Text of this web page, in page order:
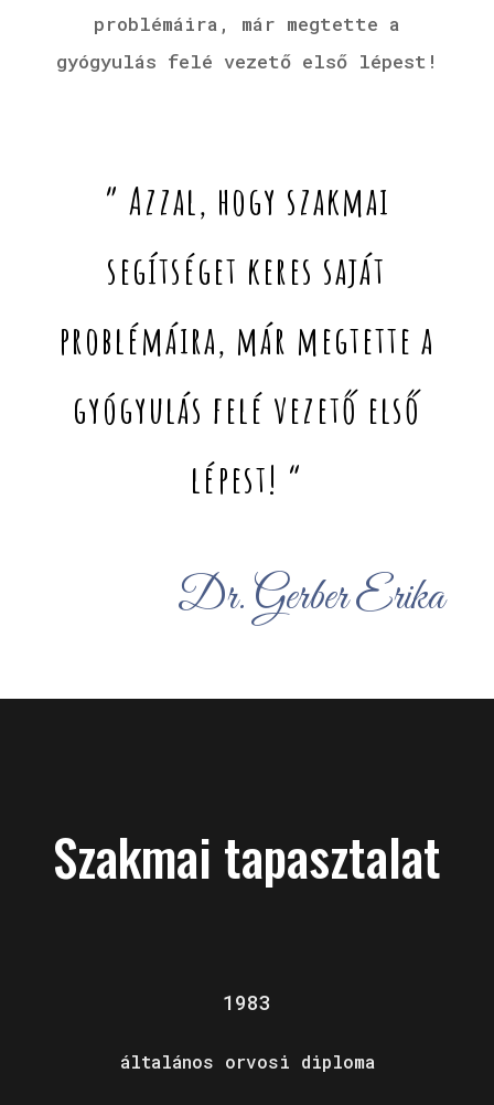
problémáira, már megtette a
gyógyulás felé vezető első lépest!
” Azzal, hogy szakmai
segítséget keres saját
problémáira, már megtette a
gyógyulás felé vezető első
lépest! “
Dr. Gerber Erika
Szakmai tapasztalat
1983
általános orvosi diploma